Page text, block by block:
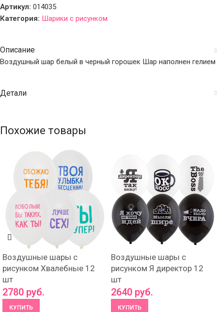
Артикул: 014035
Категория: Шарики с рисунком
Описание
Воздушный шар белый в черный горошек Шар наполнен гелием
Детали
Похожие товары
Воздушные шары с
рисунком Хвалебные 12
шт
2780 руб.
КУПИТЬ
Воздушные шары с
рисунком Я директор 12
шт
2640 руб.
КУПИТЬ